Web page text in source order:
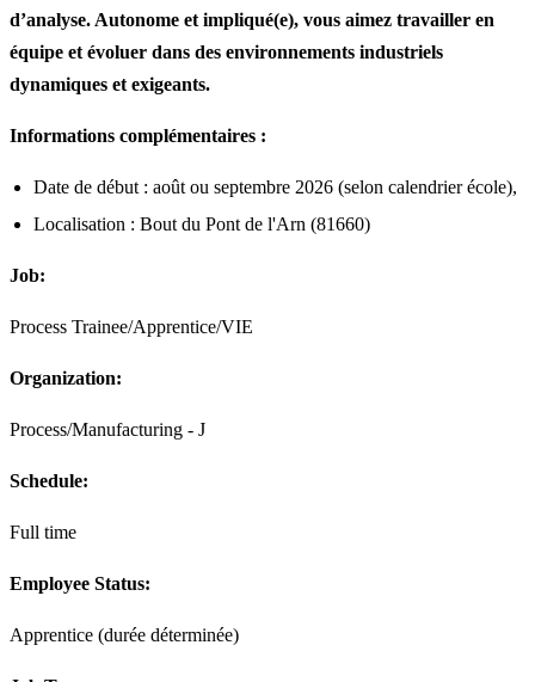
d’analyse. Autonome et impliqué(e), vous aimez travailler en
équipe et évoluer dans des environnements industriels
dynamiques et exigeants.
Informations complémentaires :
Date de début : août ou septembre 2026 (selon calendrier école),
Localisation : Bout du Pont de l'Arn (81660)
Job:
Process Trainee/Apprentice/VIE
Organization:
Process/Manufacturing - J
Schedule:
Full time
Employee Status:
Apprentice (durée déterminée)